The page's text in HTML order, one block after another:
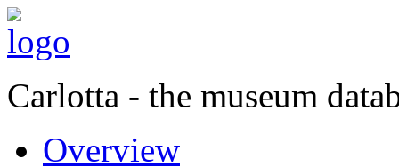
Carlotta - the museum
Overview